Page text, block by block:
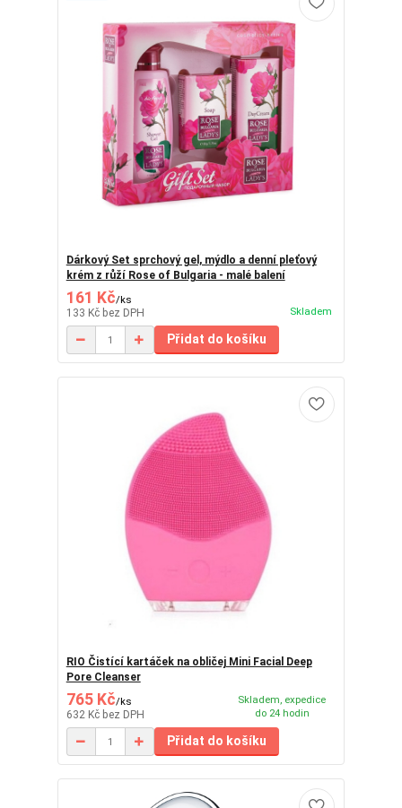
Dárkový Set sprchový gel, mýdlo a denní pleťový
krém z růží Rose of Bulgaria - malé balení
161 Kč/ks
133 Kč bez DPH Skladem
Přidat do košíku
RIO Čistící kartáček na obličej Mini Facial Deep
Pore Cleanser
765 Kč/ks
632 Kč bez DPH
Skladem, expedice
do 24 hodin
Přidat do košíku